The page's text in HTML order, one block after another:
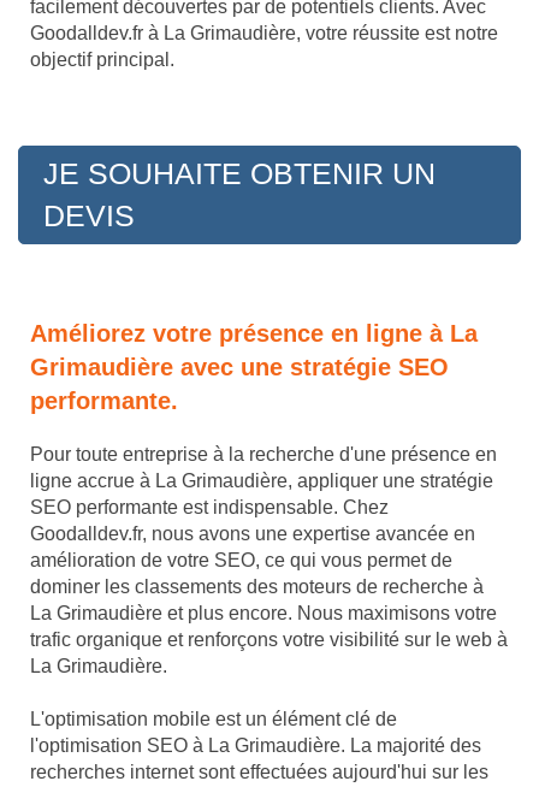
facilement découvertes par de potentiels clients. Avec
Goodalldev.fr à La Grimaudière, votre réussite est notre
objectif principal.
JE SOUHAITE OBTENIR UN
DEVIS
Améliorez votre présence en ligne à La
Grimaudière avec une stratégie SEO
performante.
Pour toute entreprise à la recherche d'une présence en
ligne accrue à La Grimaudière, appliquer une stratégie
SEO performante est indispensable. Chez
Goodalldev.fr, nous avons une expertise avancée en
amélioration de votre SEO, ce qui vous permet de
dominer les classements des moteurs de recherche à
La Grimaudière et plus encore. Nous maximisons votre
trafic organique et renforçons votre visibilité sur le web à
La Grimaudière.
L'optimisation mobile est un élément clé de
l'optimisation SEO à La Grimaudière. La majorité des
recherches internet sont effectuées aujourd'hui sur les